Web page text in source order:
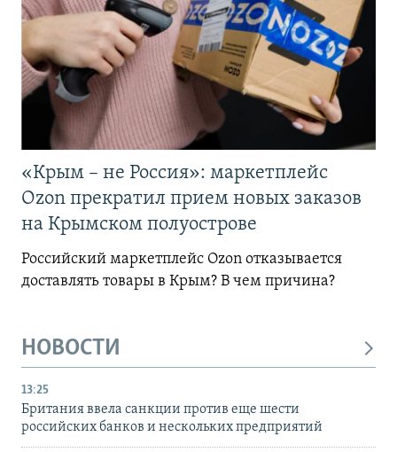
«Крым – не Россия»: маркетплейс
Ozon прекратил прием новых заказов
на Крымском полуострове
Российский маркетплейс Ozon отказывается
доставлять товары в Крым? В чем причина?
НОВОСТИ
13:25
Британия ввела санкции против еще шести
российских банков и нескольких предприятий